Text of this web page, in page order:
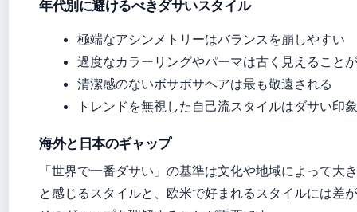
年代別に避けるべきダサいスタイル
極端なアシンメトリーはバランスを崩しやすい
過度なカラーリングやパーマは古く見えること
清潔感のないボサボサヘアは最も敬遠される
トレンドを無視した自己流スタイルはダサい印
海外と日本のギャップ
「世界で一番ダサい」の基準は文化や地域によって大
と感じるスタイルと、欧米で好まれるスタイルには差